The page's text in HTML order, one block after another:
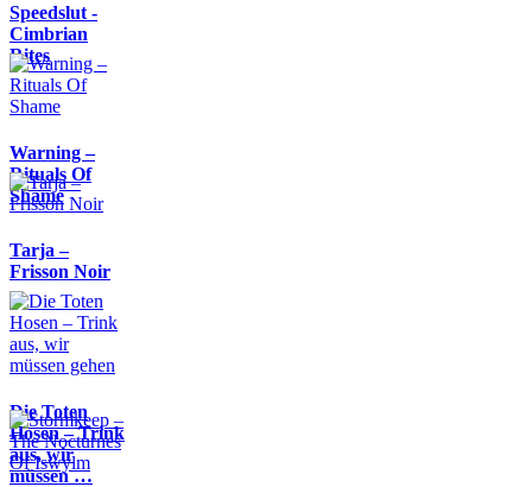
Speedslut -
Cimbrian
Rites
Warning –
Rituals Of
Shame
Tarja –
Frisson Noir
Die Toten
Hosen – Trink
aus, wir
müssen …